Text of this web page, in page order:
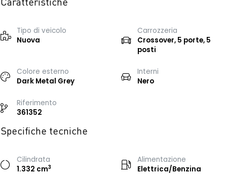
Caratteristiche
Tipo di veicolo
Nuova
Carrozzeria
Crossover, 5 porte, 5
posti
Colore esterno
Dark Metal Grey
Interni
Nero
Riferimento
361352
Specifiche tecniche
Cilindrata
1.332 cm3
Alimentazione
Elettrica/Benzina